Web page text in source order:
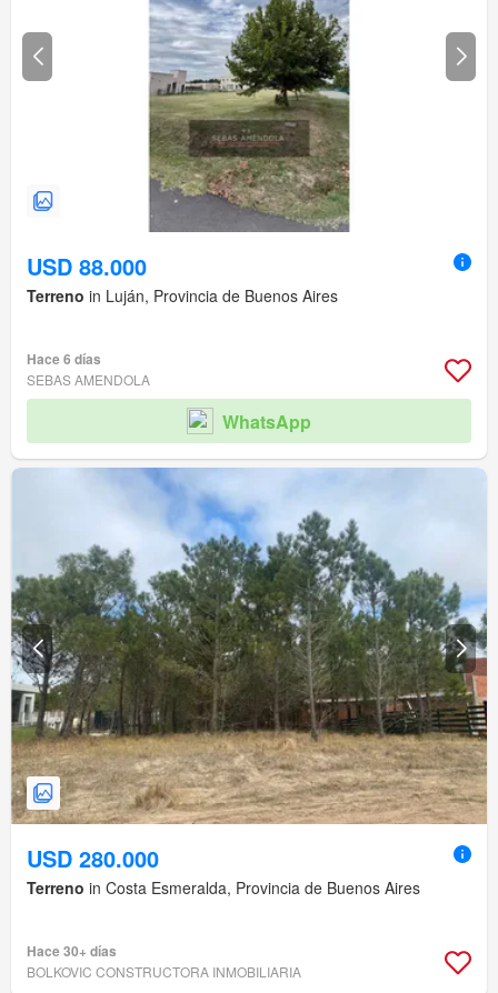
USD 88.000
Terreno in Luján, Provincia de Buenos Aires
Hace 6 días
SEBAS AMENDOLA
WhatsApp
USD 280.000
Terreno in Costa Esmeralda, Provincia de Buenos Aires
Hace 30+ días
BOLKOVIC CONSTRUCTORA INMOBILIARIA